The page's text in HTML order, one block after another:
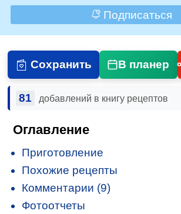
Подписаться
Сохранить В планер
81 добавлений в книгу рецептов
Оглавление
Приготовление
Похожие рецепты
Комментарии (9)
Фотоотчеты